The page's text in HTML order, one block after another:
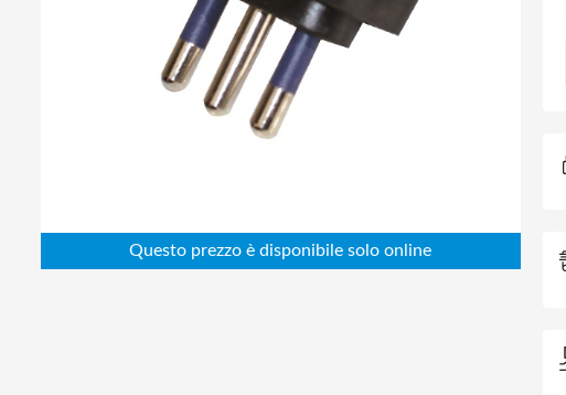
Abbigliamento da lavoro
Alimentatori
Elettronica
Edilizia